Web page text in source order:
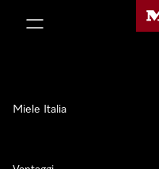
Miele Italia